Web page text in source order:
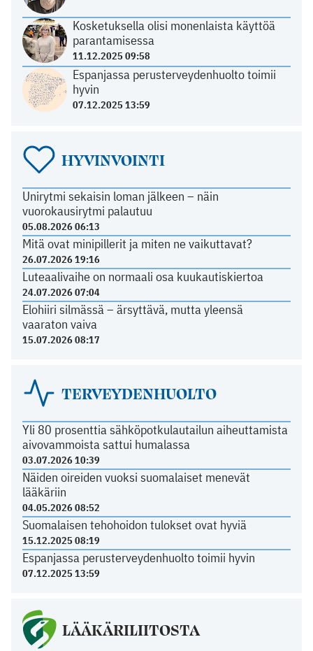
Kosketuksella olisi monenlaista käyttöä
parantamisessa
11.12.2025 09:58
Espanjassa perusterveydenhuolto toimii
hyvin
07.12.2025 13:59
HYVINVOINTI
Unirytmi sekaisin loman jälkeen – näin
vuorokausirytmi palautuu
05.08.2026 06:13
Mitä ovat minipillerit ja miten ne vaikuttavat?
26.07.2026 19:16
Luteaalivaihe on normaali osa kuukautiskiertoa
24.07.2026 07:04
Elohiiri silmässä – ärsyttävä, mutta yleensä
vaaraton vaiva
15.07.2026 08:17
TERVEYDENHUOLTO
Yli 80 prosenttia sähköpotkulautailun aiheuttamista
aivovammoista sattui humalassa
03.07.2026 10:39
Näiden oireiden vuoksi suomalaiset menevät
lääkäriin
04.05.2026 08:52
Suomalaisen tehohoidon tulokset ovat hyviä
15.12.2025 08:19
Espanjassa perusterveydenhuolto toimii hyvin
07.12.2025 13:59
LÄÄKÄRILIITOSTA